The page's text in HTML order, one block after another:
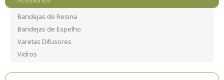
Bandejas de Resina
Bandejas de Espelho
Varetas Difusores
Vidros